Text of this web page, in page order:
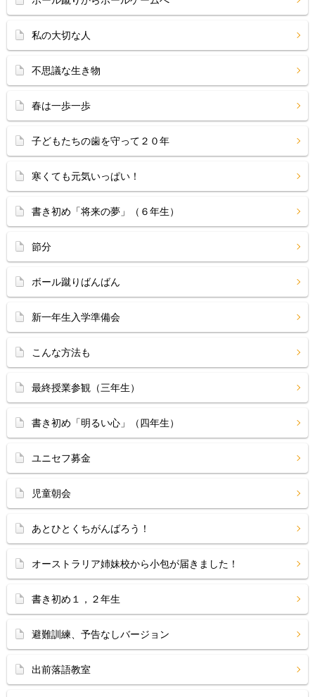
私の大切な人
不思議な生き物
春は一歩一歩
子どもたちの歯を守って２０年
寒くても元気いっぱい！
書き初め「将来の夢」（６年生）
節分
ボール蹴りばんばん
新一年生入学準備会
こんな方法も
最終授業参観（三年生）
書き初め「明るい心」（四年生）
ユニセフ募金
児童朝会
あとひとくちがんばろう！
オーストラリア姉妹校から小包が届きました！
書き初め１，２年生
避難訓練、予告なしバージョン
出前落語教室